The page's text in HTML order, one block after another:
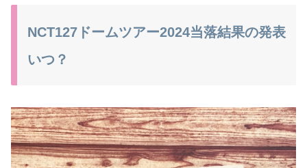
NCT127ドームツアー2024当落結果の発表
いつ？